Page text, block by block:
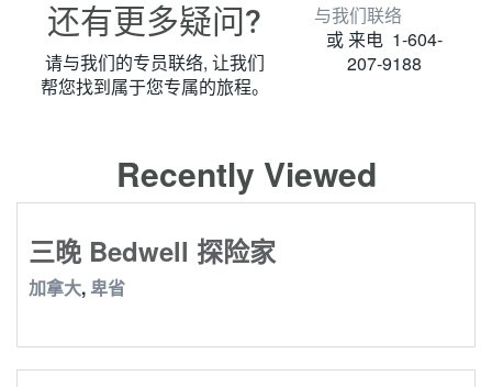
还有更多疑问?
请与我们的专员联络, 让我们
帮您找到属于您专属的旅程。
与我们联络
或 来电 1-604-
207-9188
Recently Viewed
三晚 Bedwell 探险家
加拿大, 卑省